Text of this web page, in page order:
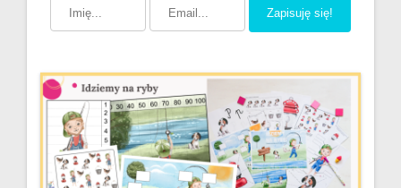
Zapisuję się!